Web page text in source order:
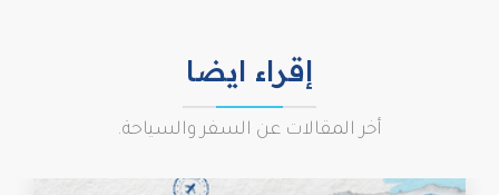
إقراء ايضا
أخر المقالات عن السفر والسياحة.